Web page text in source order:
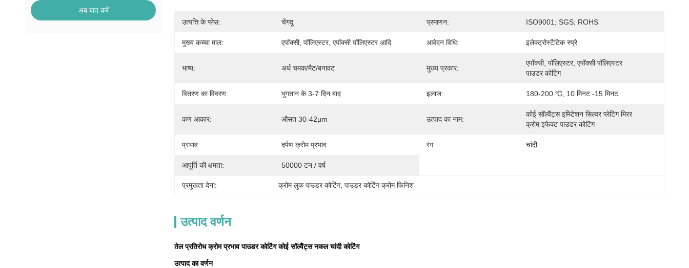
अब बात करें
उत्पत्ति के प्लेस: चेंगदू प्रमाणन: ISO9001; SGS; ROHS
मुख्य कच्चा माल: एपॉक्सी, पॉलिएस्टर, एपॉक्सी पॉलिएस्टर आदि आवेदन विधि: इलेक्ट्रोस्टैटिक स्प्रे
भाष्य: अर्ध चमक/मैट/बनावट मुख्य प्रकार:
एपॉक्सी, पॉलिएस्टर, एपॉक्सी पॉलिएस्टर
पाउडर कोटिंग
वितरण का विवरण: भुगतान के 3-7 दिन बाद इलाज: 180-200 ℃, 10 मिनट -15 मिनट
कण आकार: औसत 30-42μm उत्पाद का नाम:
कोई सॉल्वैंट्स इमिटेशन सिल्वर प्लेटिंग मिरर
क्रोम इफेक्ट पाउडर कोटिंग
प्रभाव: दर्पण क्रोम प्रभाव रंग: चांदी
आपूर्ति की क्षमता: 50000 टन / वर्ष
प्रमुखता देना: क्रोम लुक पाउडर कोटिंग, पाउडर कोटिंग क्रोम फिनिश
उत्पाद वर्णन
तेल प्रतिरोध क्रोम प्रभाव पाउडर कोटिंग कोई सॉल्वैंट्स नकल चांदी कोटिंग
उत्पाद का वर्णन